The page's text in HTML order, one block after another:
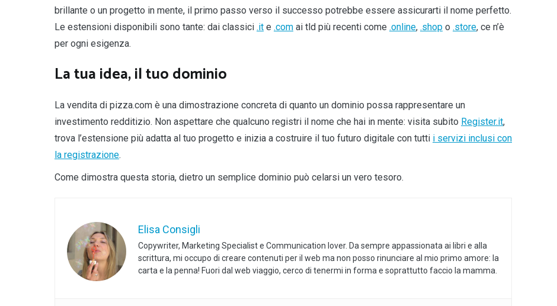
brillante o un progetto in mente, il primo passo verso il successo potrebbe essere assicurarti il nome perfetto.
Le estensioni disponibili sono tante: dai classici .it e .com ai tld più recenti come .online, .shop o .store, ce n’è
per ogni esigenza.
La tua idea, il tuo dominio
La vendita di pizza.com è una dimostrazione concreta di quanto un dominio possa rappresentare un
investimento redditizio. Non aspettare che qualcuno registri il nome che hai in mente: visita subito Register.it,
trova l’estensione più adatta al tuo progetto e inizia a costruire il tuo futuro digitale con tutti i servizi inclusi con
la registrazione.
Come dimostra questa storia, dietro un semplice dominio può celarsi un vero tesoro.
Elisa Consigli
Copywriter, Marketing Specialist e Communication lover. Da sempre appassionata ai libri e alla
scrittura, mi occupo di creare contenuti per il web ma non posso rinunciare al mio primo amore: la
carta e la penna! Fuori dal web viaggio, cerco di tenermi in forma e soprattutto faccio la mamma.